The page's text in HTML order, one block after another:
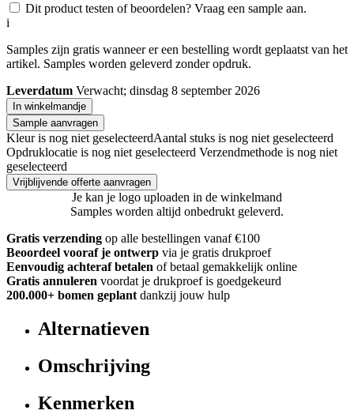
Dit product testen of beoordelen? Vraag een sample aan.
i
Samples zijn gratis wanneer er een bestelling wordt geplaatst van het
artikel. Samples worden geleverd zonder opdruk.
Leverdatum Verwacht; dinsdag 8 september 2026
In winkelmandje
Sample aanvragen
Kleur is nog niet geselecteerdAantal stuks is nog niet geselecteerd
Opdruklocatie is nog niet geselecteerd Verzendmethode is nog niet
geselecteerd
Vrijblijvende offerte aanvragen
Je kan je logo uploaden in de winkelmand
Samples worden altijd onbedrukt geleverd.
Gratis verzending op alle bestellingen vanaf €100
Beoordeel vooraf je ontwerp via je gratis drukproef
Eenvoudig achteraf betalen of betaal gemakkelijk online
Gratis annuleren voordat je drukproef is goedgekeurd
200.000+ bomen geplant dankzij jouw hulp
Alternatieven
Omschrijving
Kenmerken